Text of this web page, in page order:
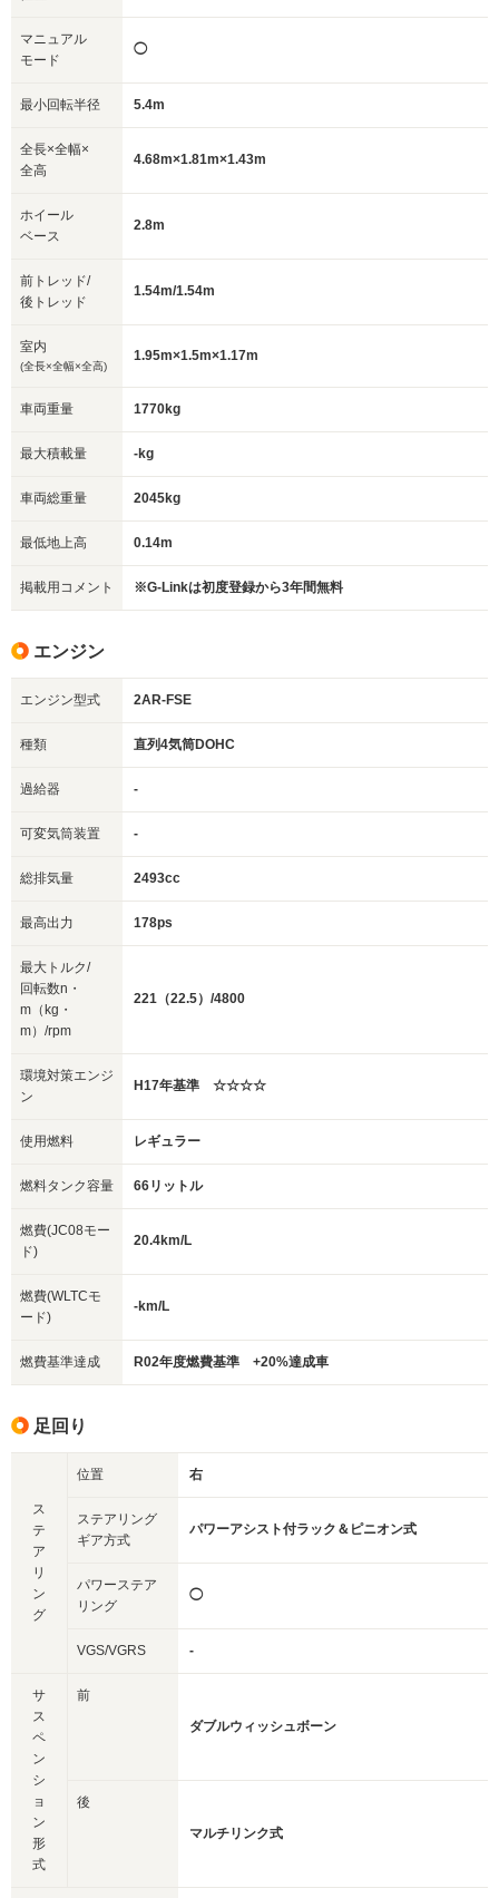
マニュアル
モード
◯
最小回転半径 5.4m
全長×全幅×
全高
4.68m×1.81m×1.43m
ホイール
ベース
2.8m
前トレッド/
後トレッド
1.54m/1.54m
室内
(全長×全幅×全高)
1.95m×1.5m×1.17m
車両重量 1770kg
最大積載量 -kg
車両総重量 2045kg
最低地上高 0.14m
掲載用コメント ※G-Linkは初度登録から3年間無料
エンジン
エンジン型式 2AR-FSE
種類 直列4気筒DOHC
過給器 -
可変気筒装置 -
総排気量 2493cc
最高出力 178ps
最大トルク/
回転数n・
m（kg・
m）/rpm
221（22.5）/4800
環境対策エンジ
ン
H17年基準 ☆☆☆☆
使用燃料 レギュラー
燃料タンク容量 66リットル
燃費(JC08モー
ド)
20.4km/L
燃費(WLTCモ
ード)
-km/L
燃費基準達成 R02年度燃費基準 +20%達成車
足回り
ス
テ
ア
リ
ン
グ
位置 右
ステアリング
ギア方式
パワーアシスト付ラック＆ピニオン式
パワーステア
リング
◯
VGS/VGRS -
サ
ス
ペ
ン
シ
ョ
ン
形
式
前
ダブルウィッシュボーン
後
マルチリンク式